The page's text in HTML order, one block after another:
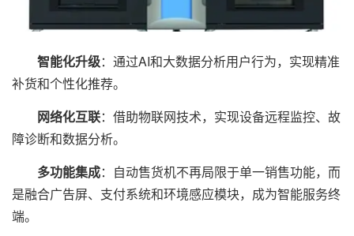
智能化升级：通过AI和大数据分析用户行为，实现精准
补货和个性化推荐。
网络化互联：借助物联网技术，实现设备远程监控、故
障诊断和数据分析。
多功能集成：自动售货机不再局限于单一销售功能，而
是融合广告屏、支付系统和环境感应模块，成为智能服务终
端。